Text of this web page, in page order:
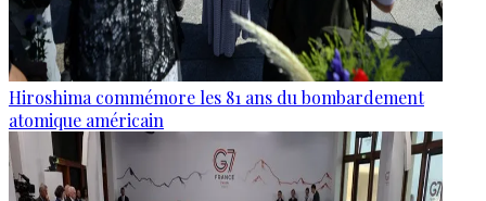
Hiroshima commémore les 81 ans du bombardement
atomique américain